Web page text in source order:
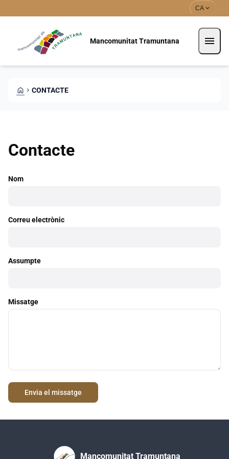
CA expand_more
Mancomunitat Tramuntana menu
HOME CHEVRON_RIGHT CONTACTE
Contacte
Nom
Correu electrònic
Assumpte
Missatge
Mancomunitat Tramuntana